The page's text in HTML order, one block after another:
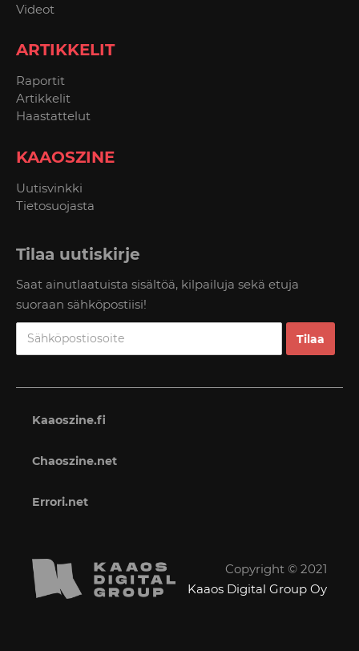
Videot
ARTIKKELIT
Raportit
Artikkelit
Haastattelut
KAAOSZINE
Uutisvinkki
Tietosuojasta
Tilaa uutiskirje
Saat ainutlaatuista sisältöä, kilpailuja sekä etuja
suoraan sähköpostiisi!
Kaaoszine.fi
Chaoszine.net
Errori.net
Copyright © 2021
Kaaos Digital Group Oy